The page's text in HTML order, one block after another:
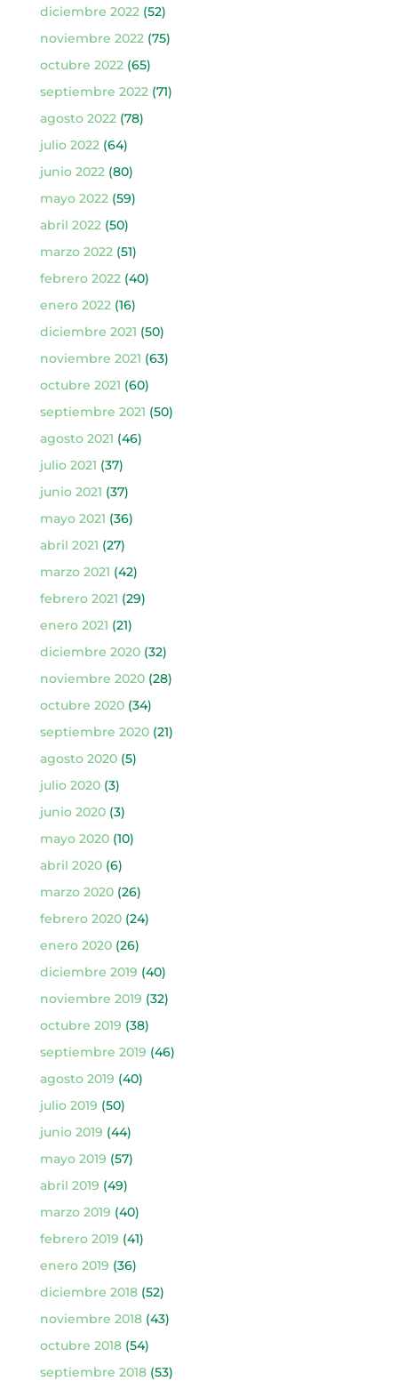
diciembre 2022 (52)
noviembre 2022 (75)
octubre 2022 (65)
septiembre 2022 (71)
agosto 2022 (78)
julio 2022 (64)
junio 2022 (80)
mayo 2022 (59)
abril 2022 (50)
marzo 2022 (51)
febrero 2022 (40)
enero 2022 (16)
diciembre 2021 (50)
noviembre 2021 (63)
octubre 2021 (60)
septiembre 2021 (50)
agosto 2021 (46)
julio 2021 (37)
junio 2021 (37)
mayo 2021 (36)
abril 2021 (27)
marzo 2021 (42)
febrero 2021 (29)
enero 2021 (21)
diciembre 2020(32)
noviembre 2020(28)
octubre 2020(34)
septiembre 2020(21)
agosto 2020(5)
julio 2020(3)
junio 2020(3)
mayo 2020(10)
abril 2020(6)
marzo 2020(26)
febrero 2020(24)
enero 2020(26)
diciembre 2019 (40)
noviembre 2019 (32)
octubre 2019 (38)
septiembre 2019 (46)
agosto 2019 (40)
julio 2019 (50)
junio 2019 (44)
mayo 2019 (57)
abril 2019 (49)
marzo 2019 (40)
febrero 2019 (41)
enero 2019 (36)
diciembre 2018(52)
noviembre 2018(43)
octubre 2018(54)
septiembre 2018(53)